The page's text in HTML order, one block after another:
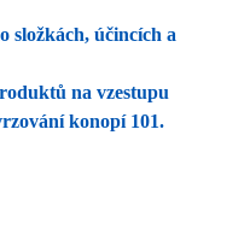
složkách, účincích a
na vzestupu
konopí 101.